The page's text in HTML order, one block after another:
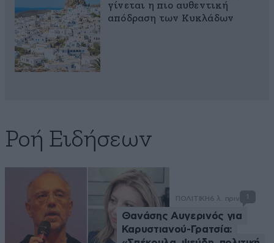
γίνεται η πιο αυθεντική
απόδραση των Κυκλάδων
Ροή Ειδήσεων
ΠΟΛΙΤΙΚΗ6 λ. πριν
Θανάσης Αυγερινός για
Καρυστιανού-Γρατσία: